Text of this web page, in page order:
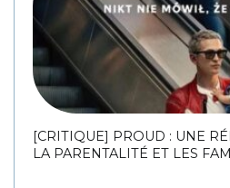
[CRITIQUE] PROUD : UNE
LA PARENTALITÉ ET LES